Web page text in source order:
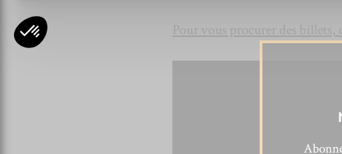
Pour vous procurer des billets,